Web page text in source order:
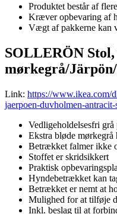
Produktet består af
Kræver opbevaring af
Vægt af pakkerne kan
SOLLERÖN Stol,
mørkegrå/
Link: https://www.ikea.com/
jaerpoen-duvholmen-
Vedligeholdelsesfri grå
Ekstra bløde mørkegrå
Betrækket falmer ikke
Stoffet er skridsikkert
Praktisk
Hyndebetrækket kan
Betrækket er nemt at
Mulighed for at tilføje
Inkl. beslag til at